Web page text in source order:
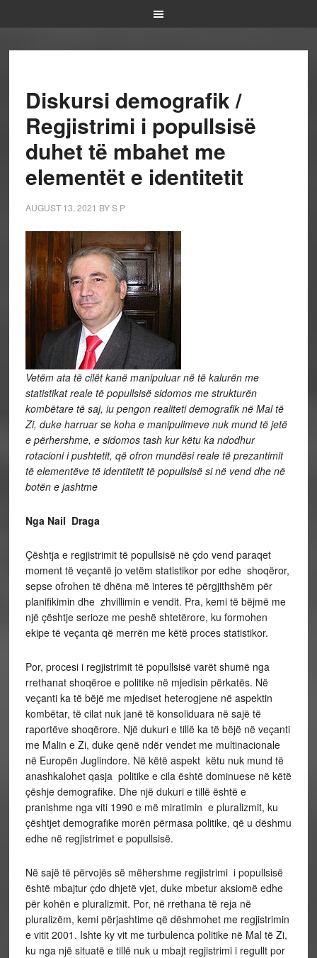
Diskursi demografik /
Regjistrimi i popullsisë
duhet të mbahet me
elementët e identitetit
AUGUST 13, 2021 BYS P
Vetëm ata të cilët kanë manipuluar në të kalurën me
statistikat reale të popullsisë sidomos me strukturën
kombëtare të saj, iu pengon realiteti demografik në Mal të
Zi, duke harruar se koha e manipulimeve nuk mund të jetë
e përhershme, e sidomos tash kur këtu ka ndodhur
rotacioni i pushtetit, që ofron mundësi reale të prezantimit
të elementëve të identitetit të popullsisë si në vend dhe në
botën e jashtme
Nga Nail Draga
Çështja e regjistrimit të popullsisë në çdo vend paraqet
moment të veçantë jo vetëm statistikor por edhe shoqëror,
sepse ofrohen të dhëna më interes të përgjithshëm për
planifikimin dhe zhvillimin e vendit. Pra, kemi të bëjmë me
një çështje serioze me peshë shtetërore, ku formohen
ekipe të veçanta që merrën me këtë proces statistikor.
Por, procesi i regjistrimit të popullsisë varët shumë nga
rrethanat shoqëroe e politike në mjedisin përkatës. Në
veçanti ka të bëjë me mjediset heterogjene në aspektin
kombëtar, të cilat nuk janë të konsoliduara në sajë të
raportëve shoqërore. Një dukuri e tillë ka të bëjë në veçanti
me Malin e Zi, duke qenë ndër vendet me multinacionale
në Europën Juglindore. Në këtë aspekt këtu nuk mund të
anashkalohet qasja politike e cila është dominuese në këtë
çëshje demografike. Dhe një dukuri e tillë është e
pranishme nga viti 1990 e më miratimin e pluralizmit, ku
çështjet demografike morën përmasa politike, që u dëshmu
edhe në regjistrimet e popullsisë.
Në sajë të përvojës së mëhershme regjistrimi i popullsisë
është mbajtur çdo dhjetë vjet, duke mbetur aksiomë edhe
për kohën e pluralizmit. Por, në rrethana të reja në
pluralizëm, kemi përjashtime që dëshmohet me regjistrimin
e vitit 2001. Ishte ky vit me turbulenca politike në Mal të Zi,
ku nga një situatë e tillë nuk u mbajt regjistrimi i regullt por